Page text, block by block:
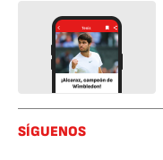
SÍGUENOS